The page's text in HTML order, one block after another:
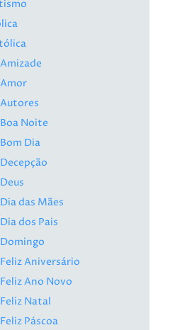
Noite
Dia
das Mães
dos Pais
Aniversário
Ano Novo
Natal
Páscoa